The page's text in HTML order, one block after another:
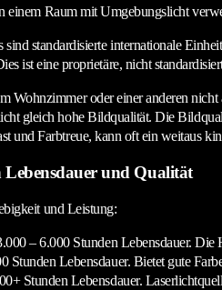
Raum mit Umgebungslicht
sind standardisierte internationale
ist eine proprietäre, nicht
Wohnzimmer oder einer anderen
gleich hohe Bildqualität. Die
und Farbtreue, kann oft ein weitaus
Lebensdauer und Qualität
und Leistung:
– 6.000 Stunden Lebensdauer.
Stunden Lebensdauer. Bietet gute
Stunden Lebensdauer.